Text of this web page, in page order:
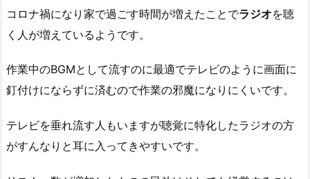
コロナ禍になり家で過ごす時間が増えたことでラジオを聴
く人が増えているようです。
作業中のBGMとして流すのに最適でテレビのように画面に
釘付けにならずに済むので作業の邪魔になりにくいです。
テレビを垂れ流す人もいますが聴覚に特化したラジオの方
がすんなりと耳に入ってきやすいです。